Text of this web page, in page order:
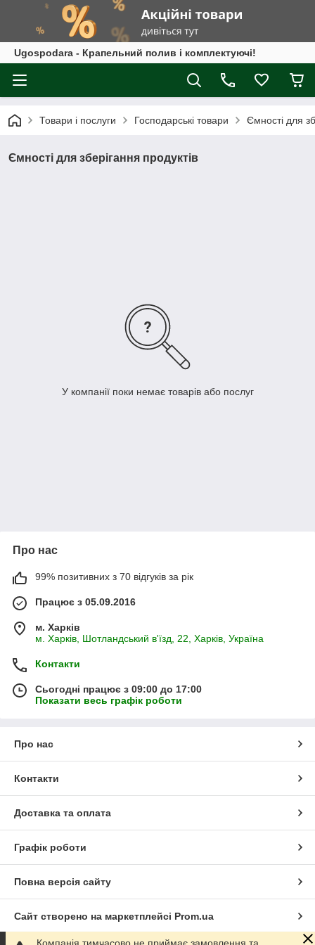
Ugospodara - Крапельний полив і комплектуючі!
Товари і послуги Господарські товари Ємності для
Ємності для зберігання продуктів
У компанії поки немає товарів або послуг
Про нас
99% позитивних з 70 відгуків за рік
Працює з 05.09.2016
м. Харків
м. Харків, Шотландський в'їзд, 22, Харків, Україна
Контакти
Сьогодні працює з 09:00 до 17:00
Показати весь графік роботи
Про нас
Контакти
Доставка та оплата
Графік роботи
Повна версія сайту
Сайт створено на маркетплейсі Prom.ua